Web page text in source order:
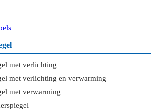
met verlichting
met verlichting en verwarming
met verwarming